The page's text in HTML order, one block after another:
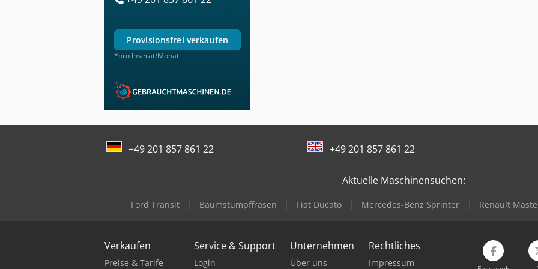
provisionsfrei verkaufen
*pro Inserat/Monat
+49 201 857 861 22 +49 201 857 861 22
Aktuelle Maschinensuchen:
Ford Transit Baumstumpffräsen Fiat Ducato Mercedes-Benz Sprinter Renault
Verkaufen
Preise & Tarife
Service & Support
Login
Unternehmen
Über uns
Rechtliches
Impressum